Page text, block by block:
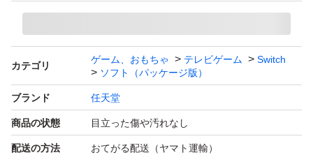
カテゴリ
ゲーム、おもちゃ テレビゲーム
Switch
ソフト（パッケージ版）
ブランド 任天堂
商品の状態 目立った傷や汚れなし
配送の方法 おてがる配送（ヤマト運輸）